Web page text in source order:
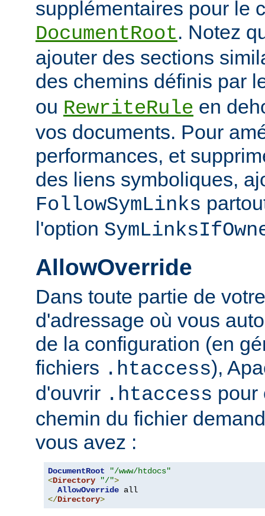
supplémentaires pour le
DocumentRoot. Notez
ajouter des sections
des chemins définis par
ou RewriteRule en
vos documents. Pour
performances, et
des liens symboliques,
FollowSymLinks
l'option
AllowOverride
Dans toute partie de
d'adressage où vous
de la configuration (en
fichiers .htaccess),
d'ouvrir .htaccess pour
chemin du fichier
vous avez :
DocumentRoot
"/www/htdocs"
<Directory "/">
AllowOverride
</Directory>